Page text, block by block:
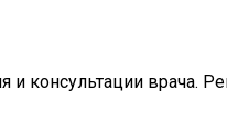
и консультации врача.